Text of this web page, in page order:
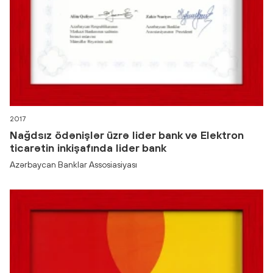
2017
Nağdsız ödənişlər üzrə lider bank və Elektron
ticarətin inkişafında lider bank
Azərbaycan Banklar Assosiasiyası